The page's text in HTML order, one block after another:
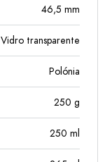
46,5 mm
Vidro transparente
Polónia
250 g
250 ml